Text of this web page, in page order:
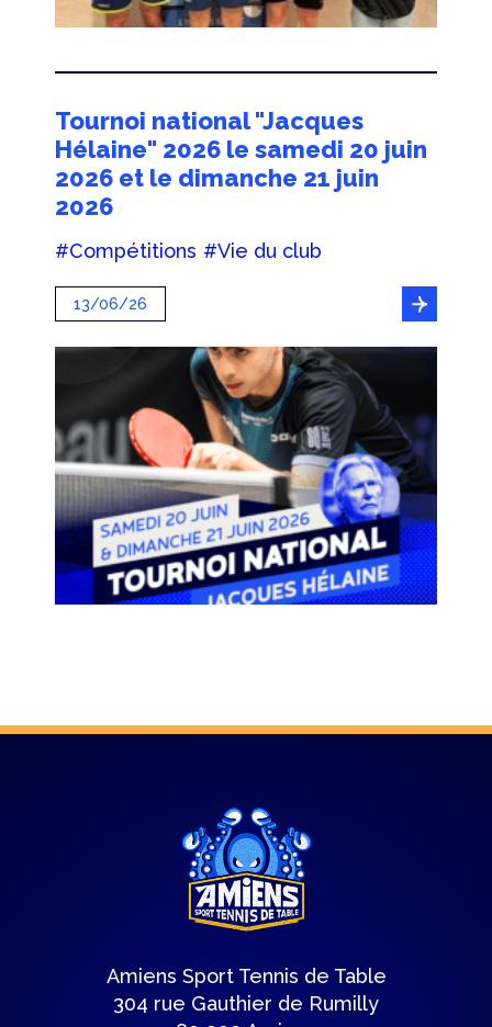
Tournoi national "Jacques
Hélaine" 2026 le samedi 20 juin
2026 et le dimanche 21 juin
2026
#Compétitions #Vie du club
13/06/26
Amiens Sport Tennis de Table
304 rue Gauthier de Rumilly